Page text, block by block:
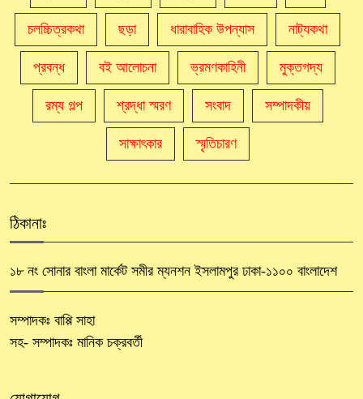
চলচ্চিত্রকথা ছড়া ধারাবাহিক উপন্যাস নাট্যকথা
প্রবন্ধ বই আলোচনা ভ্রমণকাহিনী মুক্তগদ্য
রম্য গল্প শ্রদ্ধা স্মরণ সংবাদ সম্পাদকীয়
সাক্ষাৎকার স্মৃতিচারণ
ঠিকানাঃ
১৮ নং সোনার বাংলা মার্কেট সমীর ম্যনশন ইসলামপুর ঢাকা-১১০০ বাংলাদেশ
সম্পাদকঃ বাপ্পি সাহা
সহ- সম্পাদকঃ মানিক চক্রবর্তী